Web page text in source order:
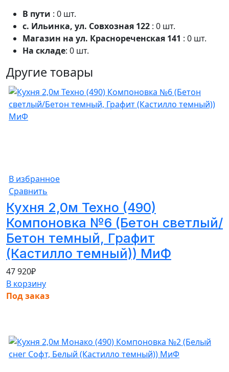
В пути : 0 шт.
с. Ильинка, ул. Совхозная 122 : 0 шт.
Магазин на ул. Краснореченская 141 : 0 шт.
На складе: 0 шт.
Другие товары
В избранное
Сравнить
Кухня 2,0м Техно (490)
Компоновка №6 (Бетон светлый/
Бетон темный, Графит
(Кастилло темный)) МиФ
47 920₽
В корзину
Под заказ